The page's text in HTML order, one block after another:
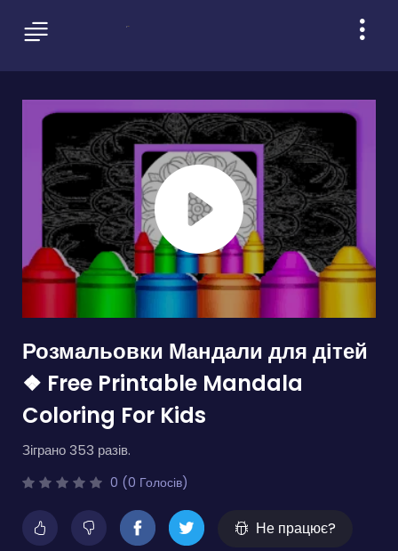
Розмальовки Мандали для дітей
❖ Free Printable Mandala
Coloring For Kids
Зіграно 353 разів.
0 (0 Голосів)
Не працює?